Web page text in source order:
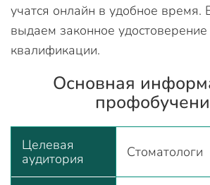
учатся онлайн в удобное время.
выдаем законное
квалификации.
Основная
Целевая
аудитория
Стоматологи